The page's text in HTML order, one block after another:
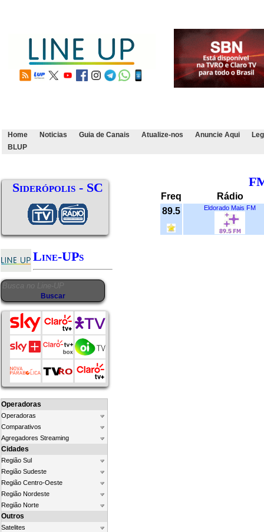
Home Noticias Guia de Canais Atualize-nos Anuncie Aqui
BLUP
Siderópolis - SC
Line-UPs
Operadoras
Operadoras
Comparativos
Agregadores Streaming
Cidades
Região Sul
Região Sudeste
Região Centro-Oeste
Região Nordeste
Região Norte
Outros
Satelites
Freq
Rádio
89.5
Eldorado Mais FM